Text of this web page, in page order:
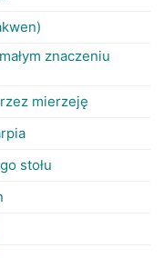
znaczeniu
mierzeję
stołu